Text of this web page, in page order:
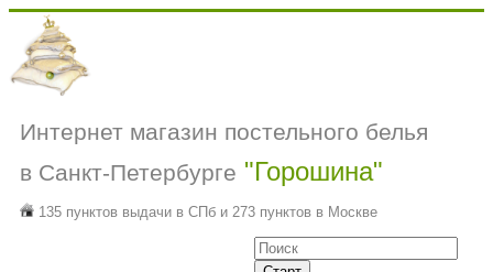
Интернет магазин постельного белья
в Санкт-Петербурге "Горошина"
135 пунктов выдачи в СПб и 273 пунктов в Москве